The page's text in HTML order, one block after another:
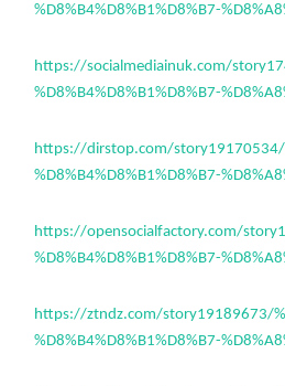
%D8%B4%D8%B1%D8%B7-
https://socialmediainuk.com/
%D8%B4%D8%B1%D8%B7-
https://dirstop.com/story19170534/
%D8%B4%D8%B1%D8%B7-
https://opensocialfactory.com/
%D8%B4%D8%B1%D8%B7-
https://ztndz.com/story19189673/
%D8%B4%D8%B1%D8%B7-